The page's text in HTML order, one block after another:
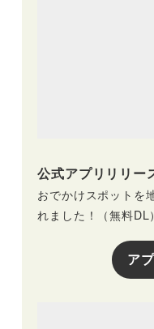
公式アプリリリー
おでかけスポットを
れました！（無料DL）
ア